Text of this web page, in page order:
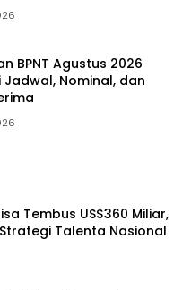
BPNT Agustus 2026
Jadwal, Nominal, dan
Tembus US$360 Miliar,
Talenta Nasional